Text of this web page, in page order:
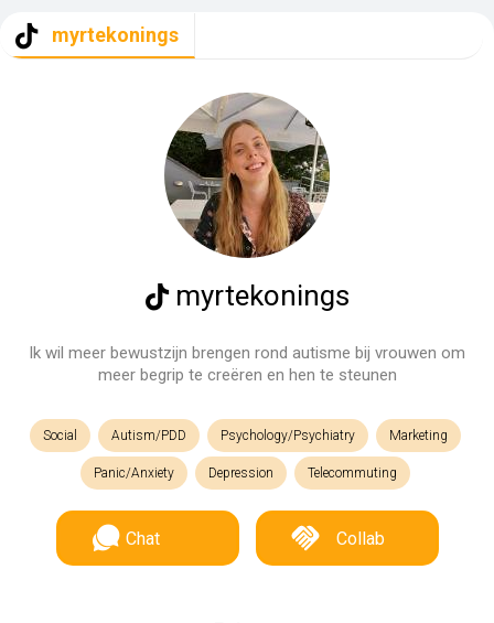
myrtekonings
myrtekonings
Ik wil meer bewustzijn brengen rond autisme bij vrouwen om
meer begrip te creëren en hen te steunen
Social Autism/PDD Psychology/Psychiatry Marketing
Panic/Anxiety Depression Telecommuting
Chat Collab